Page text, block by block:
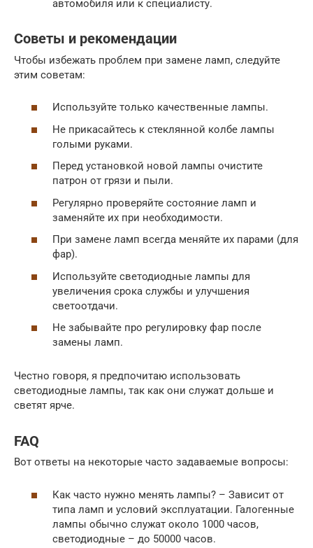
автомобиля или к специалисту.
Советы и рекомендации
Чтобы избежать проблем при замене ламп, следуйте
этим советам:
Используйте только качественные лампы.
Не прикасайтесь к стеклянной колбе лампы
голыми руками.
Перед установкой новой лампы очистите
патрон от грязи и пыли.
Регулярно проверяйте состояние ламп и
заменяйте их при необходимости.
При замене ламп всегда меняйте их парами (для
фар).
Используйте светодиодные лампы для
увеличения срока службы и улучшения
светоотдачи.
Не забывайте про регулировку фар после
замены ламп.
Честно говоря, я предпочитаю использовать
светодиодные лампы, так как они служат дольше и
светят ярче.
FAQ
Вот ответы на некоторые часто задаваемые вопросы:
Как часто нужно менять лампы? – Зависит от
типа ламп и условий эксплуатации. Галогенные
лампы обычно служат около 1000 часов,
светодиодные – до 50000 часов.